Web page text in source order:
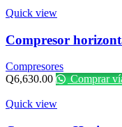
Quick view
Compresor
Compresores
Q6,630.00 Comprar
Quick view